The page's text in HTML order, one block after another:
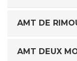
AMT DE
AMT DEUX